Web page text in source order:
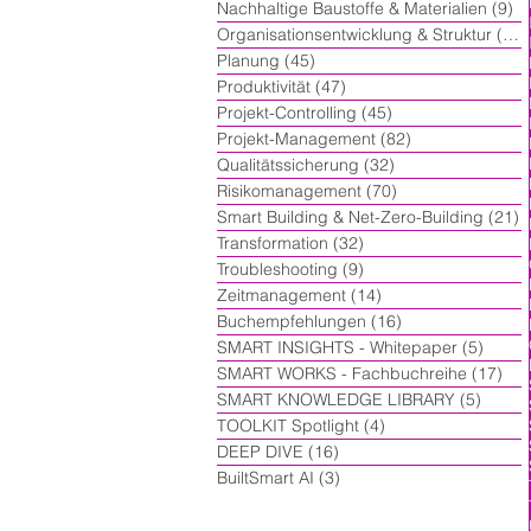
Nachhaltige Baustoffe & Materialien (9)
Organisationsentwicklung & Struktur (60)
Planung (45)
Produktivität (47)
Projekt-Controlling (45)
Projekt-Management (82)
Qualitätssicherung (32)
Risikomanagement (70)
Smart Building & Net-Zero-Building (21)
Transformation (32)
Troubleshooting (9)
Zeitmanagement (14)
Buchempfehlungen (16)
SMART INSIGHTS - Whitepaper (5) 5
SMART WORKS - Fachbuchreihe (17)
SMART KNOWLEDGE LIBRARY (5) 5
TOOLKIT Spotlight (4)
DEEP DIVE (16)
BuiltSmart AI (3)